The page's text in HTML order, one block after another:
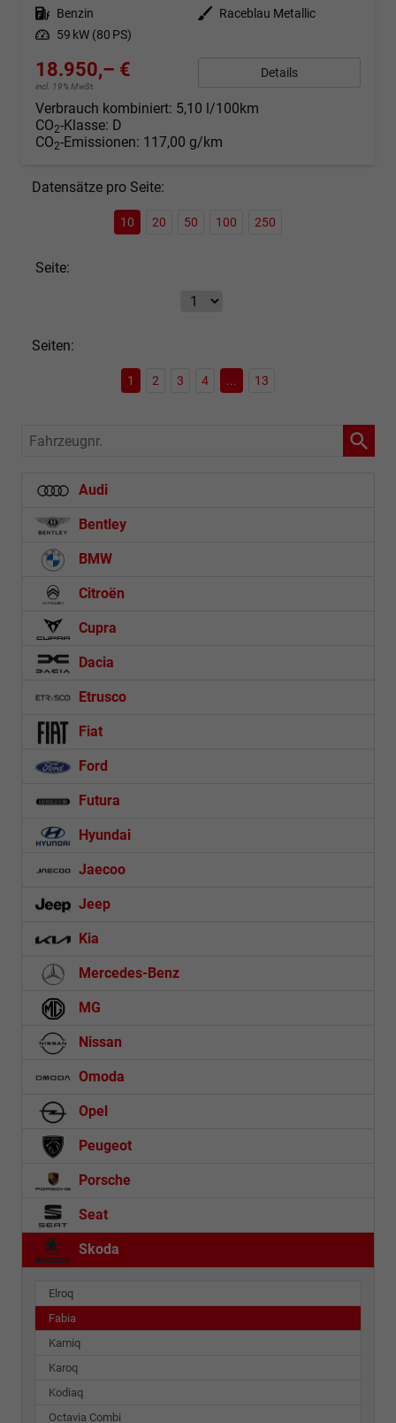
Kraftstoff Benzin Außenfarbe
Raceblau Metallic
Leistung 59 kW (80 PS)
18.950,– €
incl. 19% MwSt.
Details
Verbrauch kombiniert: 5,10 l/100km
CO2-Klasse: D
CO2-Emissionen: 117,00 g/km
Datensätze pro Seite:
10 20 50 100 250
Seite:
Seiten:
1 2 3 4 ... 13
Fahrzeugnr.
Audi
Bentley
BMW
Citroën
Cupra
Dacia
Etrusco
Fiat
Ford
Futura
Hyundai
Jaecoo
Jeep
Kia
Mercedes-Benz
MG
Nissan
Omoda
Opel
Peugeot
Porsche
Seat
Skoda
Elroq
Fabia
Kamiq
Karoq
Kodiaq
Octavia Combi